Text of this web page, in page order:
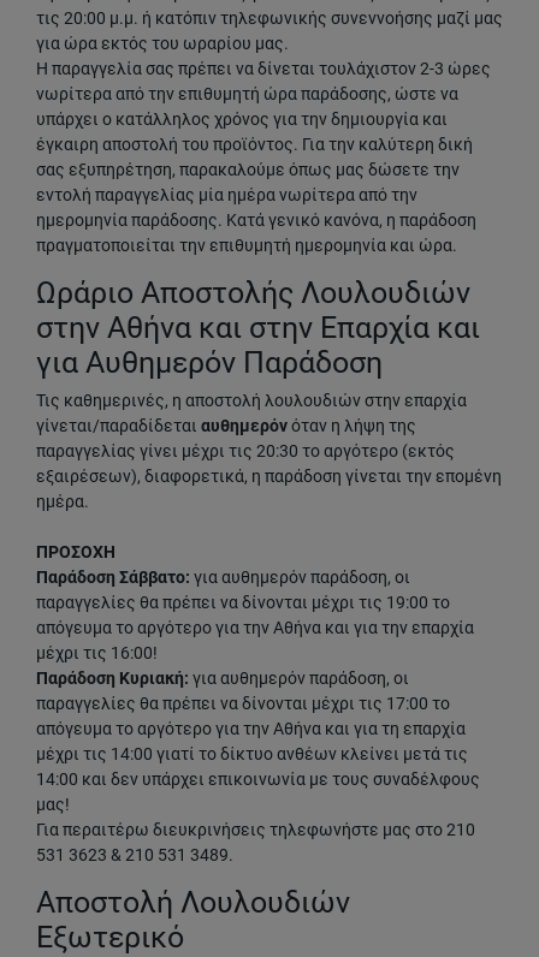
τις 20:00 μ.μ. ή κατόπιν τηλεφωνικής συνεννοήσης μαζί μας
για ώρα εκτός του ωραρίου μας.
Η παραγγελία σας πρέπει να δίνεται τουλάχιστον 2-3 ώρες
νωρίτερα από την επιθυμητή ώρα παράδοσης, ώστε να
υπάρχει ο κατάλληλος χρόνος για την δημιουργία και
έγκαιρη αποστολή του προϊόντος. Για την καλύτερη δική
σας εξυπηρέτηση, παρακαλούμε όπως μας δώσετε την
εντολή παραγγελίας μία ημέρα νωρίτερα από την
ημερομηνία παράδοσης. Κατά γενικό κανόνα, η παράδοση
πραγματοποιείται την επιθυμητή ημερομηνία και ώρα.
Ωράριο Αποστολής Λουλουδιών
στην Αθήνα και στην Επαρχία και
για Αυθημερόν Παράδοση
Τις καθημερινές, η αποστολή λουλουδιών στην επαρχία
γίνεται/παραδίδεται αυθημερόνόταν η λήψη της
παραγγελίας γίνει μέχρι τις 20:30 το αργότερο (εκτός
εξαιρέσεων), διαφορετικά, η παράδοση γίνεται την επομένη
ημέρα.
ΠΡΟΣΟΧΗ
Παράδοση Σάββατο: για αυθημερόν παράδοση, οι
παραγγελίες θα πρέπει να δίνονται μέχρι τις 19:00 το
απόγευμα το αργότερο για την Αθήνα και για την επαρχία
μέχρι τις 16:00!
Παράδοση Κυριακή: για αυθημερόν παράδοση, οι
παραγγελίες θα πρέπει να δίνονται μέχρι τις 17:00 το
απόγευμα το αργότερο για την Αθήνα και για τη επαρχία
μέχρι τις 14:00 γιατί το δίκτυο ανθέων κλείνει μετά τις
14:00 και δεν υπάρχει επικοινωνία με τους συναδέλφους
μας!
Για περαιτέρω διευκρινήσεις τηλεφωνήστε μας στο 210
531 3623 & 210 531 3489.
Αποστολή Λουλουδιών
Εξωτερικό